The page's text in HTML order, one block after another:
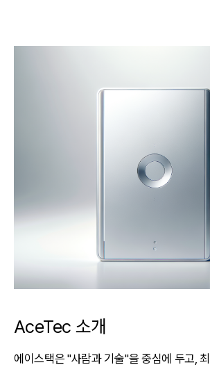
AceTec 소개
에이스택은 "사람과 기술"을 중심에 두고,